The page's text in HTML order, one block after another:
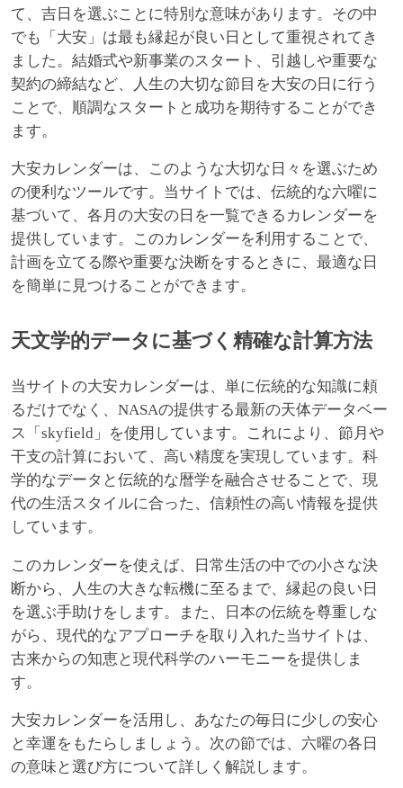
て、吉日を選ぶことに特別な意味があります。その中
でも「大安」は最も縁起が良い日として重視されてき
ました。結婚式や新事業のスタート、引越しや重要な
契約の締結など、人生の大切な節目を大安の日に行う
ことで、順調なスタートと成功を期待することができ
ます。
大安カレンダーは、このような大切な日々を選ぶため
の便利なツールです。当サイトでは、伝統的な六曜に
基づいて、各月の大安の日を一覧できるカレンダーを
提供しています。このカレンダーを利用することで、
計画を立てる際や重要な決断をするときに、最適な日
を簡単に見つけることができます。
天文学的データに基づく精確な計算方法
当サイトの大安カレンダーは、単に伝統的な知識に頼
るだけでなく、NASAの提供する最新の天体データベー
ス「skyfield」を使用しています。これにより、節月や
干支の計算において、高い精度を実現しています。科
学的なデータと伝統的な暦学を融合させることで、現
代の生活スタイルに合った、信頼性の高い情報を提供
しています。
このカレンダーを使えば、日常生活の中での小さな決
断から、人生の大きな転機に至るまで、縁起の良い日
を選ぶ手助けをします。また、日本の伝統を尊重しな
がら、現代的なアプローチを取り入れた当サイトは、
古来からの知恵と現代科学のハーモニーを提供しま
す。
大安カレンダーを活用し、あなたの毎日に少しの安心
と幸運をもたらしましょう。次の節では、六曜の各日
の意味と選び方について詳しく解説します。